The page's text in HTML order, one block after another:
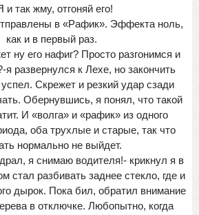
и так жму, отгоняй его!
в «Рафик». Эффекта ноль,
как и в первый раз.
ну его нафиг? Просто разгонимся и
развернулся к Лехе, но закончить
Скрежет и резкий удар сзади
Обернувшись, я понял, что такой
И «волга» и «рафик» из одного
оба трухлые и старые, так что
нормально не выйдет.
я снимаю водителя!- крикнул я в
стал разбивать заднее стекло, где и
дырок. Пока бил, обратил внимание
в отключке. Любопытно, когда